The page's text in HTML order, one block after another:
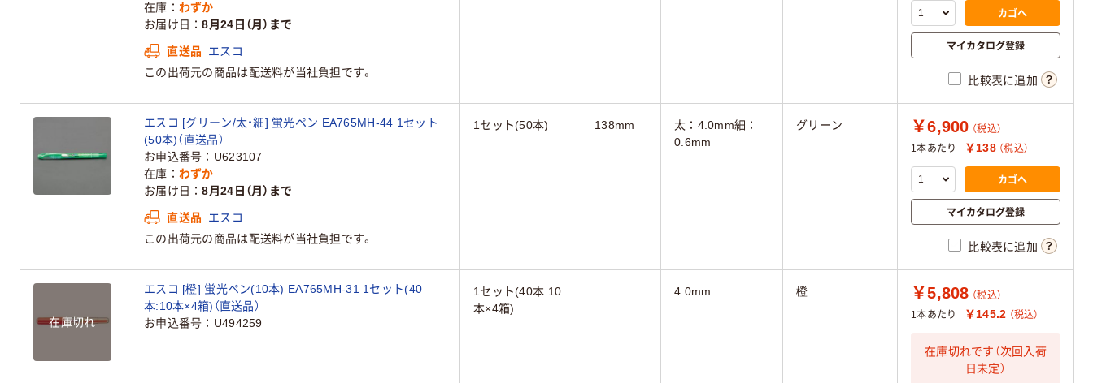
在庫
わずか
お届け日
8月24日（月）まで
直送品
エスコ
この出荷元の商品は配送料が当社負担です。
カゴへ
マイカタログ登録
比較表に追加
エスコ [グリーン/太・細] 蛍光ペン EA765MH-44 1セット
(50本)（直送品）
お申込番号
U623107
在庫
わずか
お届け日
8月24日（月）まで
直送品
エスコ
この出荷元の商品は配送料が当社負担です。
1セット(50本) 138mm
太：4.0mm細：
0.6mm
グリーン ￥6,900 （税込）
1本あたり
￥138 （税込）
カゴへ
マイカタログ登録
比較表に追加
在庫切れ
エスコ [橙] 蛍光ペン(10本) EA765MH-31 1セット(40
本:10本×4箱)（直送品）
お申込番号
U494259
1セット(40本:10
本×4箱)
4.0mm 橙 ￥5,808 （税込）
1本あたり
￥145.2 （税込）
在庫切れです（次回入荷
日未定）